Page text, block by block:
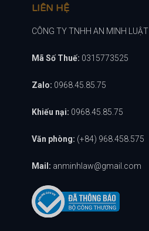
LIÊN HỆ
CÔNG TY TNHH AN MINH LUẬT
Mã Số Thuế: 0315773525
Zalo: 0968.45.85.75
Khiếu nại: 0968.45.85.75
Văn phòng: (+84) 968.458.575
Mail: anminhlaw@gmail.com